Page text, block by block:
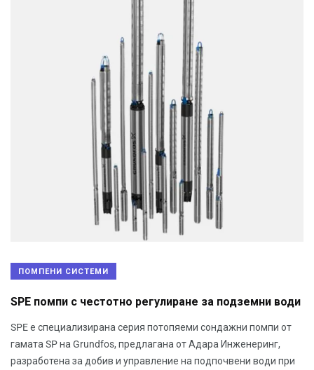
ПОМПЕНИ СИСТЕМИ
SPE помпи с честотно регулиране за подземни води
SPE е специализирана серия потопяеми сондажни помпи от
гамата SP на Grundfos, предлагана от Адара Инженеринг,
разработена за добив и управление на подпочвени води при